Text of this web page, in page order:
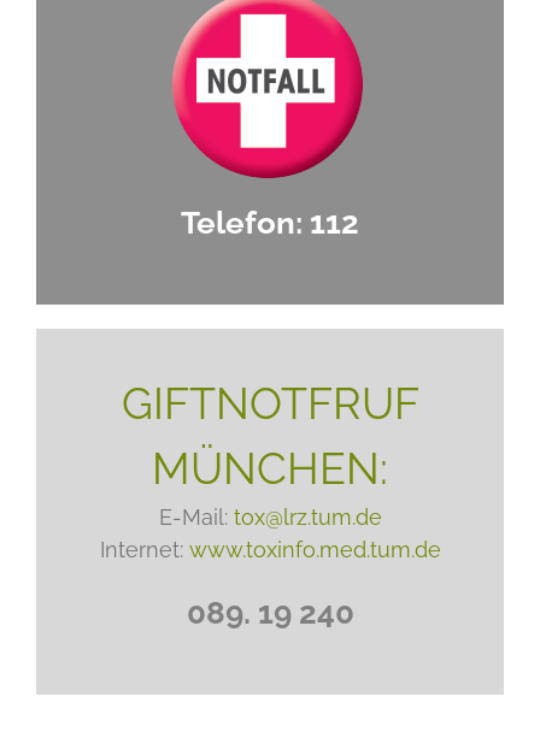
Telefon: 112
GIFTNOTFRUF
MÜNCHEN:
E-Mail: tox@lrz.tum.de
Internet: www.toxinfo.med.tum.de
089. 19 240